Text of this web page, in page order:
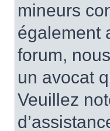
mineurs
également
forum,
un avocat
Veuillez